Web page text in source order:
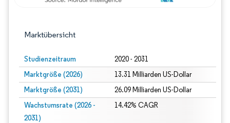
Marktübersicht
Studienzeitraum 2020 - 2031
Marktgröße (2026) 13.31 Milliarden US-Dollar
Marktgröße (2031) 26.09 Milliarden US-Dollar
Wachstumsrate (2026 -
2031)
14.42% CAGR